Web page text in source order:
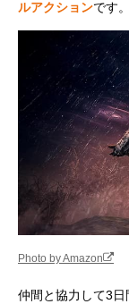
ルアクションです。
Photo by Amazon
仲間と協力して3